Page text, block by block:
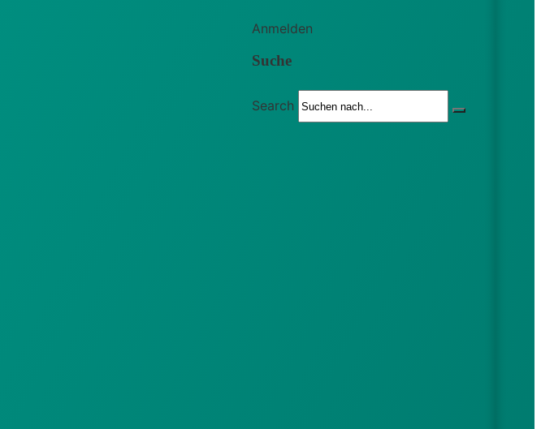
Anmelden
Suche
Search